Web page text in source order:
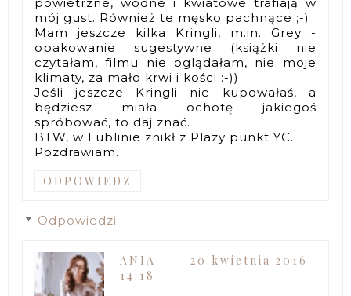
mój gust. Również te męsko pachnące ;-)
Mam jeszcze kilka Kringli, m.in. Grey -
opakowanie sugestywne (książki nie
czytałam, filmu nie oglądałam, nie moje
klimaty, za mało krwi i kości :-))
Jeśli jeszcze Kringli nie kupowałaś, a
będziesz miała ochotę jakiegoś
spróbować, to daj znać.
BTW, w Lublinie znikł z Plazy punkt YC.
Pozdrawiam.
ODPOWIEDZ
Odpowiedzi
ANIA
20 kwietnia 2016
14:18